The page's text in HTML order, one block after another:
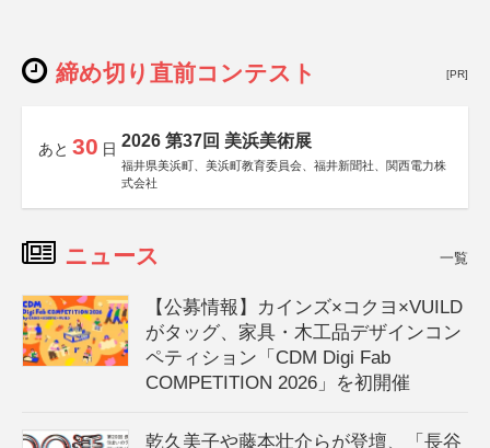
締め切り直前コンテスト [PR]
あと 30 日 2026 第37回 美浜美術展
福井県美浜町、美浜町教育委員会、福井新聞社、関西電力株
式会社
ニュース 一覧
【公募情報】カインズ×コクヨ×VUILD
がタッグ、家具・木工品デザインコン
ペティション「CDM Digi Fab
COMPETITION 2026」を初開催
乾久美子や藤本壮介らが登壇、「長谷